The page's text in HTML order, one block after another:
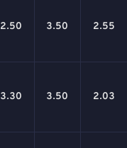
2.50 3.50 2.55
3.30 3.50 2.03